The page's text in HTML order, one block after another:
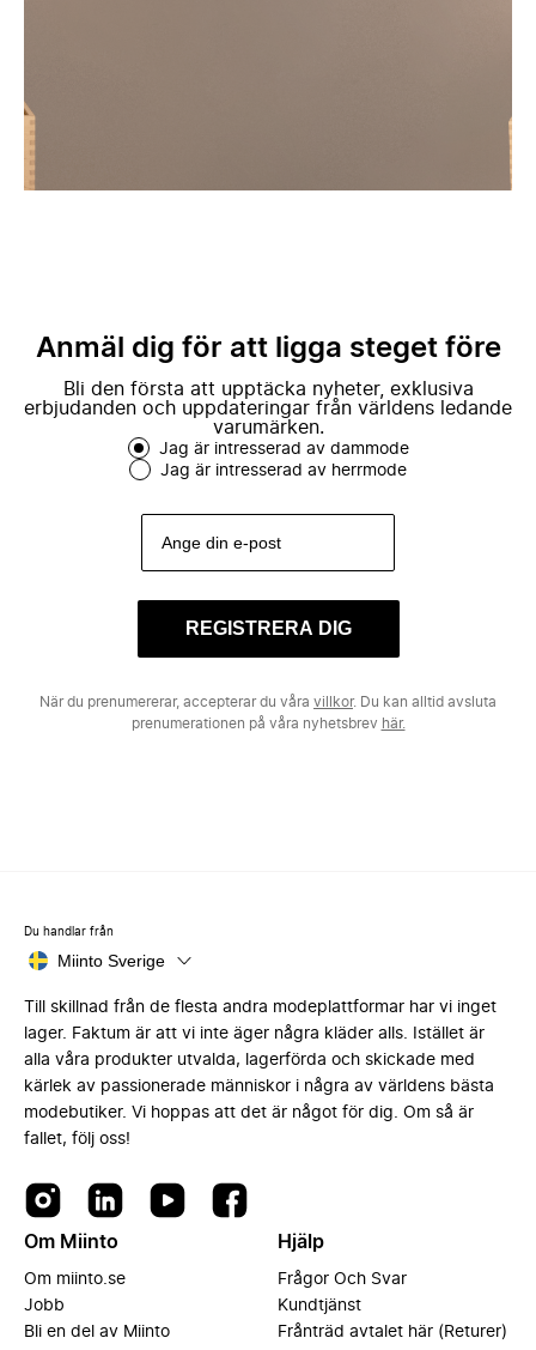
Anmäl dig för att ligga steget före
Bli den första att upptäcka nyheter, exklusiva
erbjudanden och uppdateringar från världens ledande
varumärken.
Jag är intresserad av dammode
Jag är intresserad av herrmode
REGISTRERA DIG
När du prenumererar, accepterar du våra villkor. Du kan alltid avsluta
prenumerationen på våra nyhetsbrev här.
Du handlar från
Miinto Sverige
Till skillnad från de flesta andra modeplattformar har vi inget
lager. Faktum är att vi inte äger några kläder alls. Istället är
alla våra produkter utvalda, lagerförda och skickade med
kärlek av passionerade människor i några av världens bästa
modebutiker. Vi hoppas att det är något för dig. Om så är
fallet, följ oss!
Om Miinto
Om miinto.se
Jobb
Bli en del av Miinto
Hjälp
Frågor Och Svar
Kundtjänst
Frånträd avtalet här (Returer)